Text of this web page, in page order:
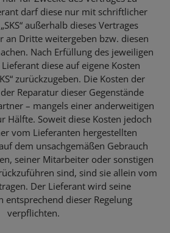
darf diese nur mit schriftlicher
außerhalb dieses Vertrages
an Dritte weitergeben bzw. diesen
Nach Erfüllung des jeweiligen
diese auf eigene Kosten
zurückzugeben. Die Kosten der
Reparatur dieser Gegenstände
– mangels einer anderweitigen
Hälfte. Soweit diese Kosten jedoch
vom Lieferanten hergestellten
dem unsachgemäßen Gebrauch
seiner Mitarbeiter oder sonstigen
sind, sind sie allein vom
Der Lieferant wird seine
entsprechend dieser Regelung
verpflichten.